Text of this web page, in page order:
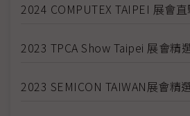
2024 COMPUTEX TAIPEI 展會直
2023 TPCA Show Taipei 展會精
2023 SEMICON TAIWAN展會精